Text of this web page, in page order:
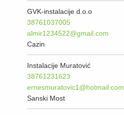
GVK-instalacije d.o.o
38761037005
almir1234522@gmail.com
Cazin
Instalacije Muratović
38761231623
ernesmuratovic1@hotmail.com
Sanski Most